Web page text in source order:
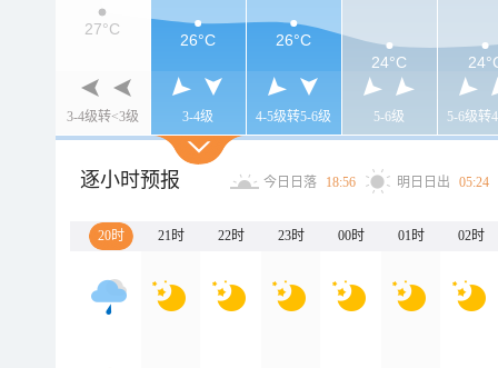
3-4级转<3级 3-4级 4-5级转5-6级 5-6级 5-6级转
27°C
26°C
26°C
24°C
逐小时预报 今日日落 18:56 明日日出 05:24
20时 21时 22时 23时 00时 01时 02时